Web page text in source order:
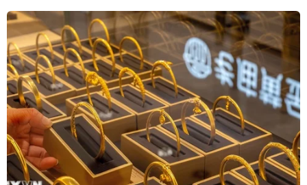
Iran yêu cầu các tàu dầu trả phí qua
Hormuz bằng tiền điện tử
10/04/2026 03:11
Iran yêu cầu thanh toán phí 1 USD/thùng dầu đi qua eo